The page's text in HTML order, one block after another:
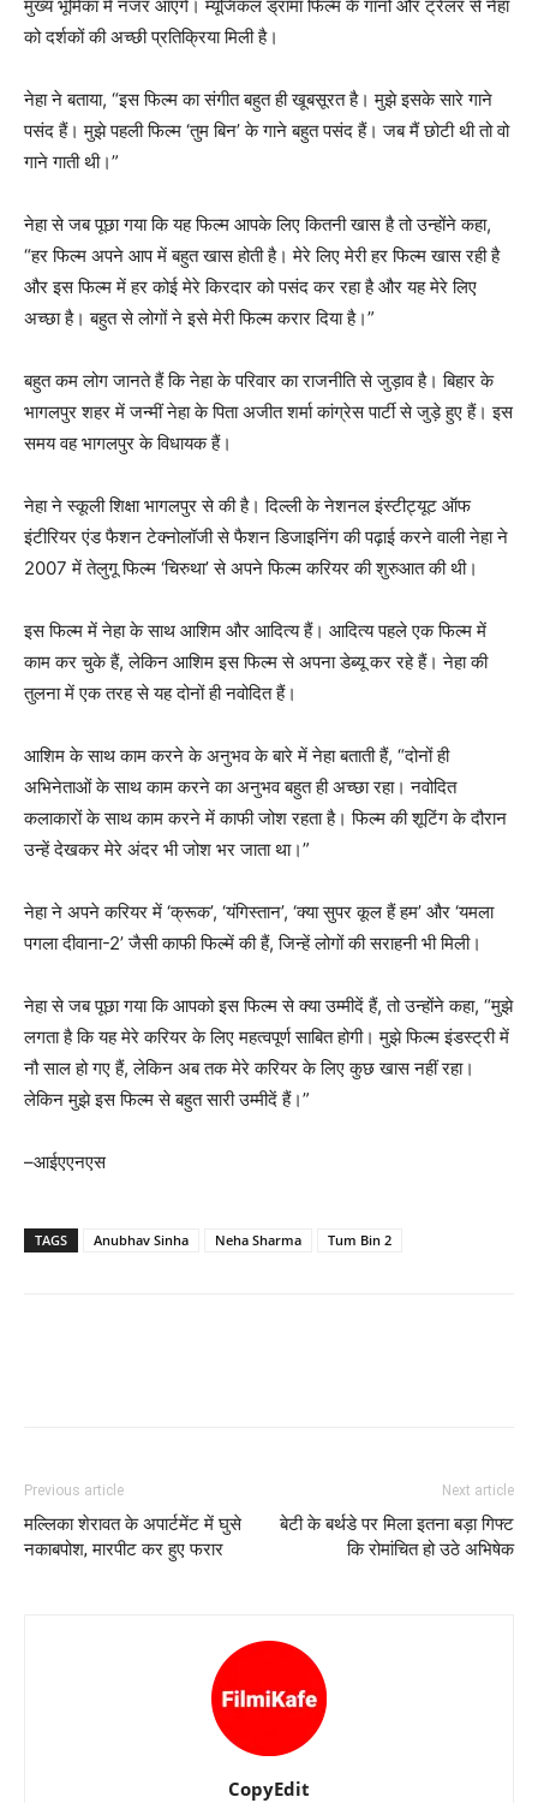
मुख्य भूमिका में नजर आएंगे। म्यूजिकल ड्रामा फिल्म के गानों और ट्रेलर से नेहा
को दर्शकों की अच्छी प्रतिक्रिया मिली है।
नेहा ने बताया, “इस फिल्म का संगीत बहुत ही खूबसूरत है। मुझे इसके सारे गाने
पसंद हैं। मुझे पहली फिल्म ‘तुम बिन’ के गाने बहुत पसंद हैं। जब मैं छोटी थी तो वो
गाने गाती थी।”
नेहा से जब पूछा गया कि यह फिल्म आपके लिए कितनी खास है तो उन्होंने कहा,
“हर फिल्म अपने आप में बहुत खास होती है। मेरे लिए मेरी हर फिल्म खास रही है
और इस फिल्म में हर कोई मेरे किरदार को पसंद कर रहा है और यह मेरे लिए
अच्छा है। बहुत से लोगों ने इसे मेरी फिल्म करार दिया है।”
बहुत कम लोग जानते हैं कि नेहा के परिवार का राजनीति से जुड़ाव है। बिहार के
भागलपुर शहर में जन्मीं नेहा के पिता अजीत शर्मा कांग्रेस पार्टी से जुड़े हुए हैं। इस
समय वह भागलपुर के विधायक हैं।
नेहा ने स्कूली शिक्षा भागलपुर से की है। दिल्ली के नेशनल इंस्टीट्यूट ऑफ
इंटीरियर एंड फैशन टेक्नोलॉजी से फैशन डिजाइनिंग की पढ़ाई करने वाली नेहा ने
2007 में तेलुगू फिल्म ‘चिरुथा’ से अपने फिल्म करियर की शुरुआत की थी।
इस फिल्म में नेहा के साथ आशिम और आदित्य हैं। आदित्य पहले एक फिल्म में
काम कर चुके हैं, लेकिन आशिम इस फिल्म से अपना डेब्यू कर रहे हैं। नेहा की
तुलना में एक तरह से यह दोनों ही नवोदित हैं।
आशिम के साथ काम करने के अनुभव के बारे में नेहा बताती हैं, “दोनों ही
अभिनेताओं के साथ काम करने का अनुभव बहुत ही अच्छा रहा। नवोदित
कलाकारों के साथ काम करने में काफी जोश रहता है। फिल्म की शूटिंग के दौरान
उन्हें देखकर मेरे अंदर भी जोश भर जाता था।”
नेहा ने अपने करियर में ‘क्रूक’, ‘यंगिस्तान’, ‘क्या सुपर कूल हैं हम’ और ‘यमला
पगला दीवाना-2’ जैसी काफी फिल्में की हैं, जिन्हें लोगों की सराहनी भी मिली।
नेहा से जब पूछा गया कि आपको इस फिल्म से क्या उम्मीदें हैं, तो उन्होंने कहा, “मुझे
लगता है कि यह मेरे करियर के लिए महत्वपूर्ण साबित होगी। मुझे फिल्म इंडस्ट्री में
नौ साल हो गए हैं, लेकिन अब तक मेरे करियर के लिए कुछ खास नहीं रहा।
लेकिन मुझे इस फिल्म से बहुत सारी उम्मीदें हैं।”
–आईएएनएस
TAGS Anubhav Sinha Neha Sharma Tum Bin 2
Previous article
मल्‍लिका शेरावत के अपार्टमेंट में घुसे
नकाबपोश, मारपीट कर हुए फरार
Next article
बेटी के बर्थडे पर मिला इतना बड़ा गिफ्ट
कि रोमांचित हो उठे अभिषेक
CopyEdit